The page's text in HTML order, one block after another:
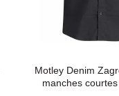
Motley Denim
manches